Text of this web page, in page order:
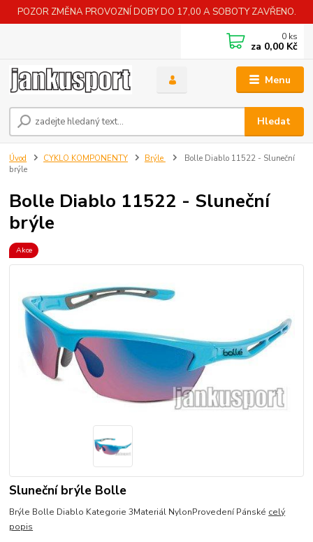
POZOR ZMĚNA PROVOZNÍ DOBY DO 17,00 A SOBOTY ZAVŘENO.
Menu
Hledat
0 ks
za 0,00 Kč
Úvod CYKLO KOMPONENTY Brýle
Bolle Diablo 11522 - Sluneční
brýle
Bolle Diablo 11522 - Sluneční
brýle
Akce
Sluneční brýle Bolle
Brýle Bolle Diablo Kategorie 3Materiál NylonProvedení Pánské celý
popis